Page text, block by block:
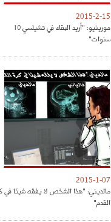
2015-2-15
مورينيو: "أريد البقاء في تشيلسي 10
سنوات"
2015-1-07
مالديني: "هذا الشخص لا يفقه شيئا في
القدم"